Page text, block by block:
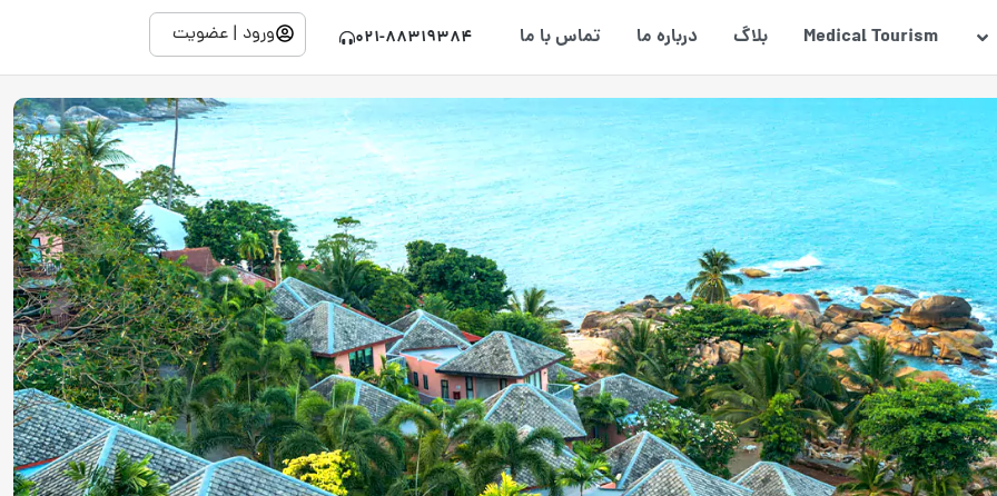
Medical Tourism بلاگ درباره ما تماس با ما 021-88319384 ورود | عضویت